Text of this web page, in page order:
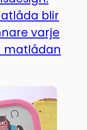
blir
varje
matlådan